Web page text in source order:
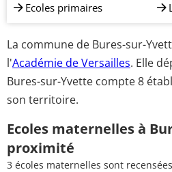
Ecoles primaires
La commune de Bures-sur-
l'Académie de Versailles. Elle
Bures-sur-Yvette compte 8
son territoire.
Ecoles maternelles à
proximité
3 écoles maternelles sont